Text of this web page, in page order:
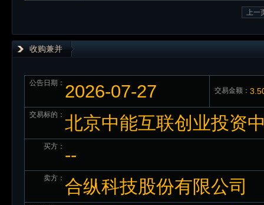
上一
收购兼并
公告日期： 2026-07-27 交易金额：
交易标的： 北京中能互联创业投资
买方： --
卖方： 合纵科技股份有限公司